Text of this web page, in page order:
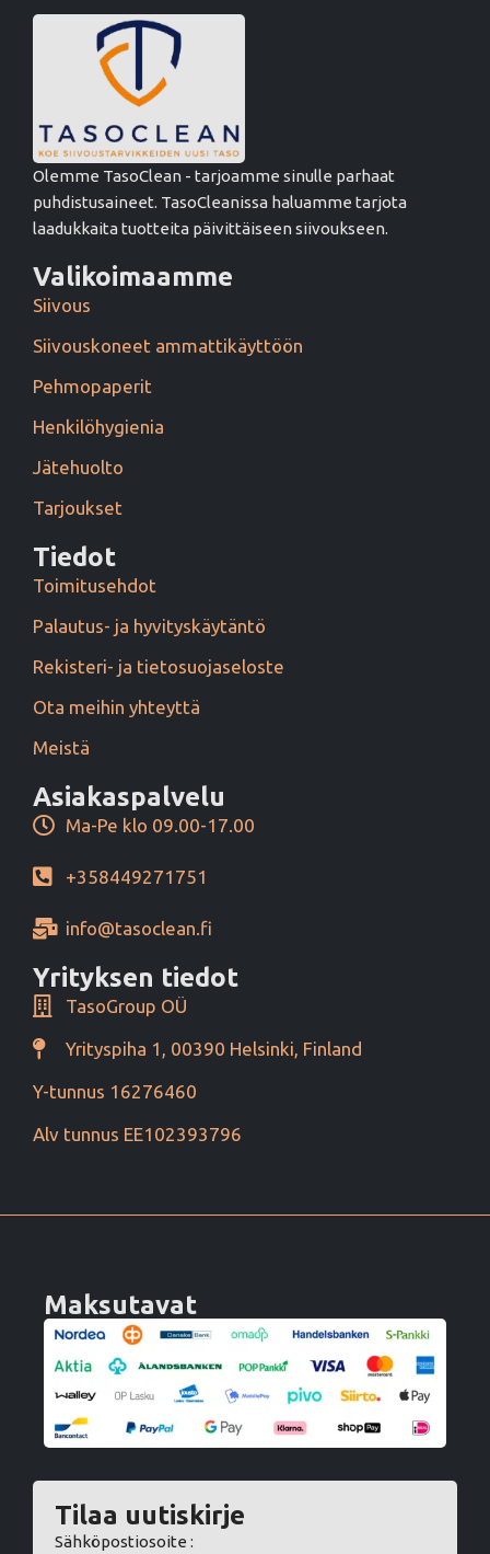
Olemme TasoClean - tarjoamme sinulle parhaat
puhdistusaineet. TasoCleanissa haluamme tarjota
laadukkaita tuotteita päivittäiseen siivoukseen.
Valikoimaamme
Siivous
Siivouskoneet ammattikäyttöön
Pehmopaperit
Henkilöhygienia
Jätehuolto
Tarjoukset
Tiedot
Toimitusehdot
Palautus- ja hyvityskäytäntö
Rekisteri- ja tietosuojaseloste
Ota meihin yhteyttä
Meistä
Asiakaspalvelu
Ma-Pe klo 09.00-17.00
+358449271751
info@tasoclean.fi
Yrityksen tiedot
TasoGroup OÜ
Yrityspiha 1, 00390 Helsinki, Finland
Y-tunnus 16276460
Alv tunnus EE102393796
Maksutavat
Tilaa uutiskirje
Sähköpostiosoite :